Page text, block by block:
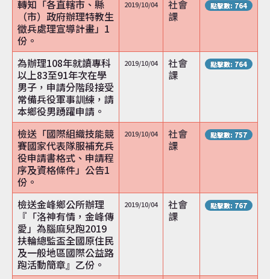
民意交流
轉知「各直轄市、縣
（市）政府辦理特教生
徵兵處理宣導計畫」1
份。
2019/10/04
社會
課
點擊數: 764
為辦理108年就讀專科
以上83至91年次在學
男子，申請分階段接受
常備兵役軍事訓練，請
本鄉役男踴躍申請。
2019/10/04
社會
課
點擊數: 764
檢送「國際組織技能競
賽國家代表隊服補充兵
役申請書格式、申請程
序及資格條件」公告1
份。
2019/10/04
社會
課
點擊數: 757
檢送金峰鄉公所辦理
『「洛神有情，金峰傳
愛」為腦麻兒跑2019
扶輪總監盃全國原住民
及一般地區國際公益路
跑活動簡章』乙份。
2019/10/04
社會
課
點擊數: 767